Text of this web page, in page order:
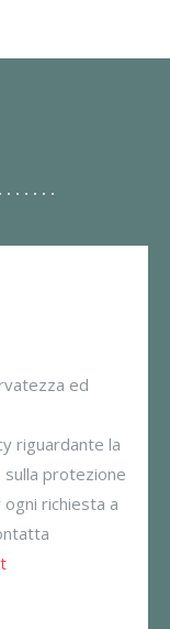
ed
riguardante la
protezione
ogni richiesta a